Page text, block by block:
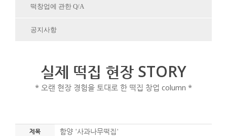
떡창업에 관한 Q/A
공지사항
실제 떡집 현장 STORY
* 오랜 현장 경험을 토대로 한 떡집 창업 column *
제목 함양 '사과나무떡집'